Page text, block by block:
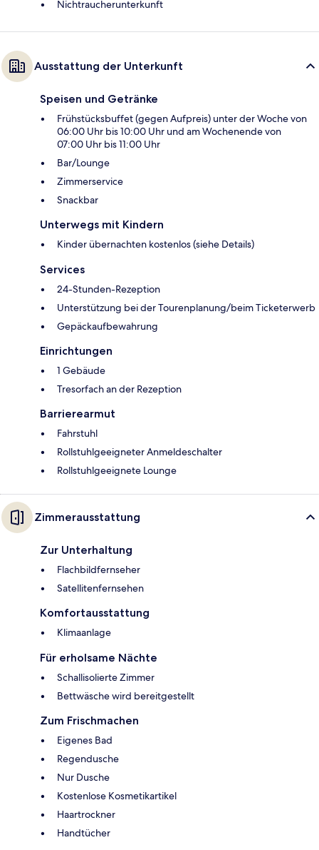
Nichtraucherunterkunft
Ausstattung der Unterkunft
Speisen und Getränke
Frühstücksbuffet (gegen Aufpreis) unter der Woche von
06:00 Uhr bis 10:00 Uhr und am Wochenende von
07:00 Uhr bis 11:00 Uhr
Bar/Lounge
Zimmerservice
Snackbar
Unterwegs mit Kindern
Kinder übernachten kostenlos (siehe Details)
Services
24-Stunden-Rezeption
Unterstützung bei der Tourenplanung/beim Ticketerwerb
Gepäckaufbewahrung
Einrichtungen
1 Gebäude
Tresorfach an der Rezeption
Barrierearmut
Fahrstuhl
Rollstuhlgeeigneter Anmeldeschalter
Rollstuhlgeeignete Lounge
Zimmerausstattung
Zur Unterhaltung
Flachbildfernseher
Satellitenfernsehen
Komfortausstattung
Klimaanlage
Für erholsame Nächte
Schallisolierte Zimmer
Bettwäsche wird bereitgestellt
Zum Frischmachen
Eigenes Bad
Regendusche
Nur Dusche
Kostenlose Kosmetikartikel
Haartrockner
Handtücher